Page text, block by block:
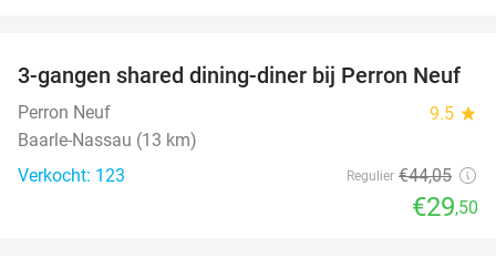
33%
3-gangen shared dining-diner bij Perron Neuf
Perron Neuf 9.5 star
Baarle-Nassau (13 km)
Verkocht: 123
Regulier €44,05
€29,50